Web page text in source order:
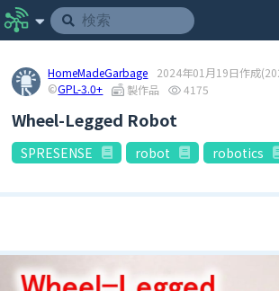
HomeMadeGarbage 2024年01月19日作成
©GPL-3.0+ 製作品 4175
Wheel-Legged Robot
SPRESENSE robot robotics